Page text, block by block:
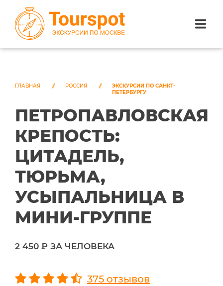
ЭКСКУРСИИ ПО МОСКВЕ
ЭКСКУРСИИ ПО СОЧИ
О НАС
ГЛАВНАЯ РОССИЯ
ЭКСКУРСИИ ПО САНКТ-
ПЕТЕРБУРГУ
ПЕТРОПАВЛОВСКАЯ
КРЕПОСТЬ:
ЦИТАДЕЛЬ,
ТЮРЬМА,
УСЫПАЛЬНИЦА В
МИНИ-ГРУППЕ
2 450 ₽ ЗА ЧЕЛОВЕКА
375 отзывов